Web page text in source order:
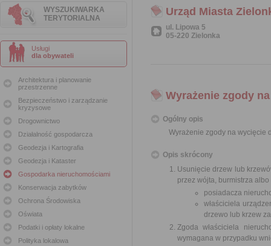
WYSZUKIWARKA
TERYTORIALNA
Usługi
dla obywateli
Architektura i planowanie
przestrzenne
Bezpieczeństwo i zarządzanie
kryzysowe
Drogownictwo
Działalność gospodarcza
Geodezja i Kartografia
Geodezja i Kataster
Gospodarka nieruchomościami
Konserwacja zabytków
Ochrona Środowiska
Oświata
Podatki i opłaty lokalne
Polityka lokalowa
Urząd Miasta
ul. Lipowa 5
05-220 Zielonka
Wyrażenie zgody
Ogólny opis
Wyrażenie zgody na wycięcie
Opis skrócony
Usunięcie drzew lub
przez wójta, burmistrza
posiadacza
właściciela
drzewo lub krzew
Zgoda właściciela
wymagana w przypadku